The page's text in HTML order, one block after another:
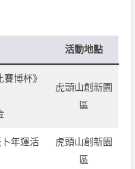
活動地點
博杯》
虎頭山創新園
區
年運活
虎頭山創新園
區